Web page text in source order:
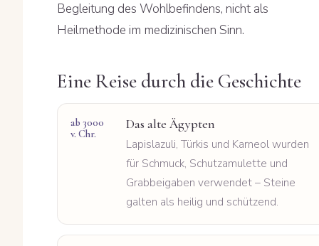
Begleitung des Wohlbefindens, nicht als
Heilmethode im medizinischen Sinn.
Eine Reise durch die Geschichte
ab 3000
v. Chr.
Das alte Ägypten
Lapislazuli, Türkis und Karneol wurden
für Schmuck, Schutzamulette und
Grabbeigaben verwendet – Steine
galten als heilig und schützend.